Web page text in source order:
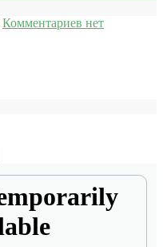
Комментариев нет